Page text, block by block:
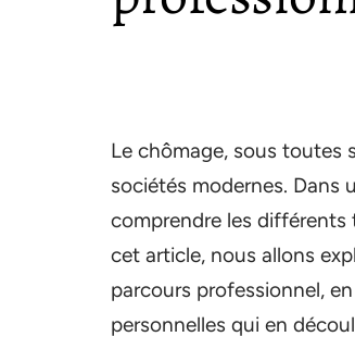
Le chômage, sous toutes
sociétés modernes.
comprendre les différents
cet article, nous allons
parcours professionnel,
personnelles qui en